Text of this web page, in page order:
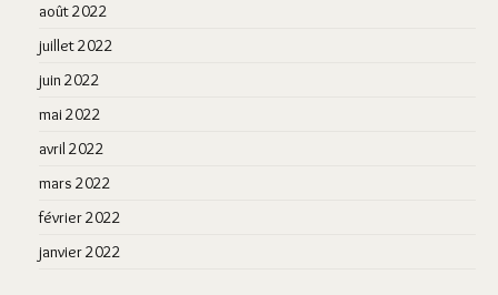
août 2022
juillet 2022
juin 2022
mai 2022
avril 2022
mars 2022
février 2022
janvier 2022